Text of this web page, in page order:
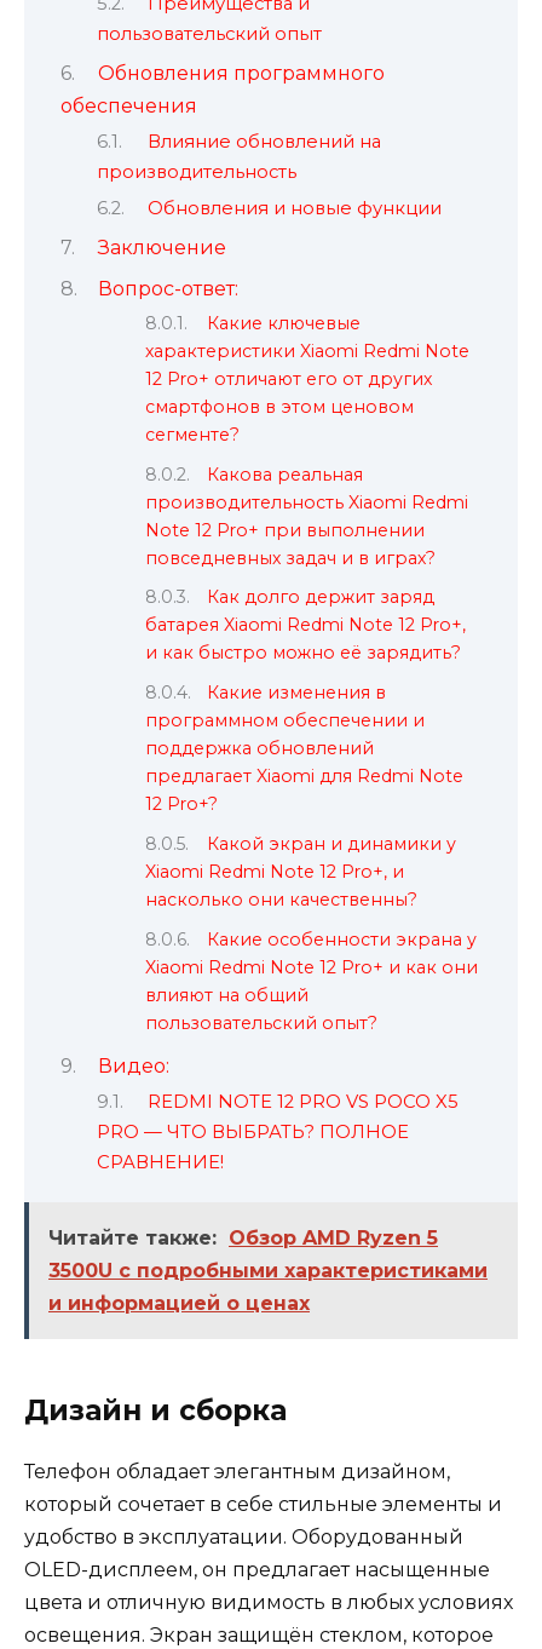
пользовательский опыт
Обновления программного
обеспечения
Влияние обновлений на
производительность
Обновления и новые функции
Заключение
Вопрос-ответ:
Какие ключевые
характеристики Xiaomi Redmi Note
12 Pro+ отличают его от других
смартфонов в этом ценовом
сегменте?
Какова реальная
производительность Xiaomi Redmi
Note 12 Pro+ при выполнении
повседневных задач и в играх?
Как долго держит заряд
батарея Xiaomi Redmi Note 12 Pro+,
и как быстро можно её зарядить?
Какие изменения в
программном обеспечении и
поддержка обновлений
предлагает Xiaomi для Redmi Note
12 Pro+?
Какой экран и динамики у
Xiaomi Redmi Note 12 Pro+, и
насколько они качественны?
Какие особенности экрана у
Xiaomi Redmi Note 12 Pro+ и как они
влияют на общий
пользовательский опыт?
Видео:
REDMI NOTE 12 PRO VS POCO X5
PRO — ЧТО ВЫБРАТЬ? ПОЛНОЕ
СРАВНЕНИЕ!
Читайте также: Обзор AMD Ryzen 5
3500U с подробными характеристиками
и информацией о ценах
Дизайн и сборка
Телефон обладает элегантным дизайном,
который сочетает в себе стильные элементы и
удобство в эксплуатации. Оборудованный
OLED-дисплеем, он предлагает насыщенные
цвета и отличную видимость в любых условиях
освещения. Экран защищён стеклом, которое